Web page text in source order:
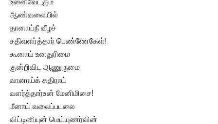
ஆண்வலையில்
தானாய்நீ வீழச்
சதிவளர்த்தார் பெண்ணேகேள்!
கூனாய் உனதுரிமை
குன்றிவிட ஆணுருமை
வானாய்க் கதிராய்
வளர்த்தார்உன் மேனிமிசை!
மீனாய் வலைப்படலை
விட்டினியுன் மெய்யுணர்வின்